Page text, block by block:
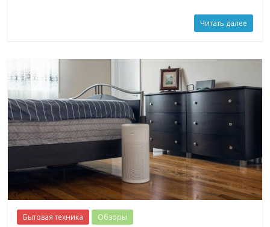
Читать далее
Бытовая техника Обзоры